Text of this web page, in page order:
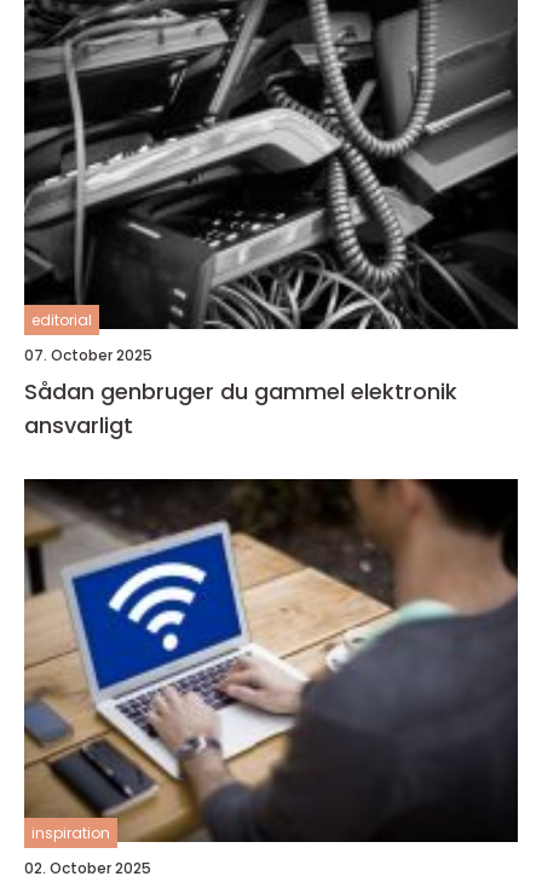
editorial
07. October 2025
Sådan genbruger du gammel elektronik
ansvarligt
inspiration
02. October 2025